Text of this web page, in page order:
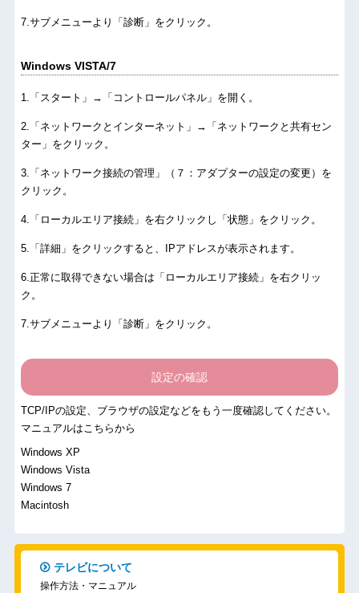
.サブメニューより「診断」をクリック。
Windows VISTA/7
.「スタート」→「コントロールパネル」を開く。
.「ネットワークとインターネット」→「ネットワークと共有セン
ター」をクリック。
.「ネットワーク接続の管理」（７：アダプターの設定の変更）を
クリック。
.「ローカルエリア接続」を右クリックし「状態」をクリック。
.「詳細」をクリックすると、IPアドレスが表示されます。
.正常に取得できない場合は「ローカルエリア接続」を右クリッ
ク。
.サブメニューより「診断」をクリック。
設定の確認
TCP/IPの設定、ブラウザの設定などをもう一度確認してください。
マニュアルはこちらから
Windows XP
Windows Vista
Windows 7
Macintosh
テレビについて
操作方法・マニュアル